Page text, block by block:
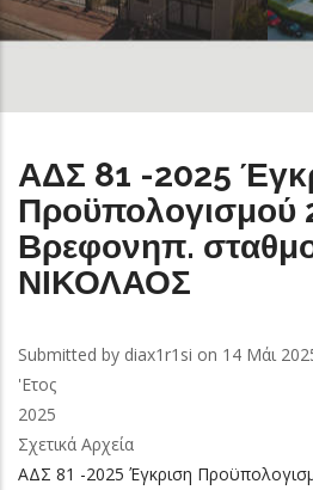
ΑΔΣ 81 -2025
Προϋπολογισμού
Βρεφονηπ.
ΝΙΚΟΛΑΟΣ
Submitted by diax1r1si on 14 Μάι
'Ετος
2025
Σχετικά Αρχεία
ΑΔΣ 81 -2025 Έγκριση